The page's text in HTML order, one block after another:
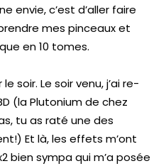
envie, c’est d’aller faire
mes pinceaux et
en 10 tomes.
soir. Le soir venu, j’ai re-
(la Plutonium de chez
tu as raté une des
Et là, les effets m’ont
bien sympa qui m’a posée